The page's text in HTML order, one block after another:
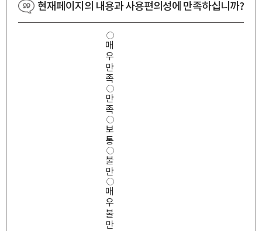
현재페이지의 내용과 사용편의성에 만족하십니까?
사
용
편
의
성
만
족
도
매
우
만
족
만
족
보
통
불
만
매
우
불
만